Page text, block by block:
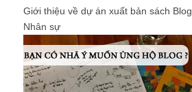
Giới thiệu về dự án xuất bản sách Blog
Nhân sự